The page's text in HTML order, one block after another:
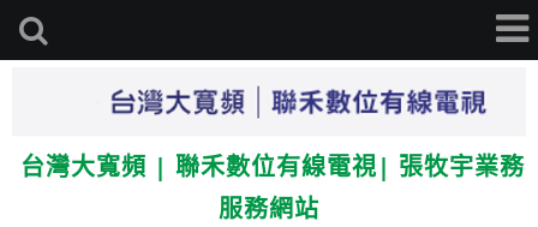
台灣大寬頻 | 聯禾數位有線電視| 張牧宇業務
服務網站